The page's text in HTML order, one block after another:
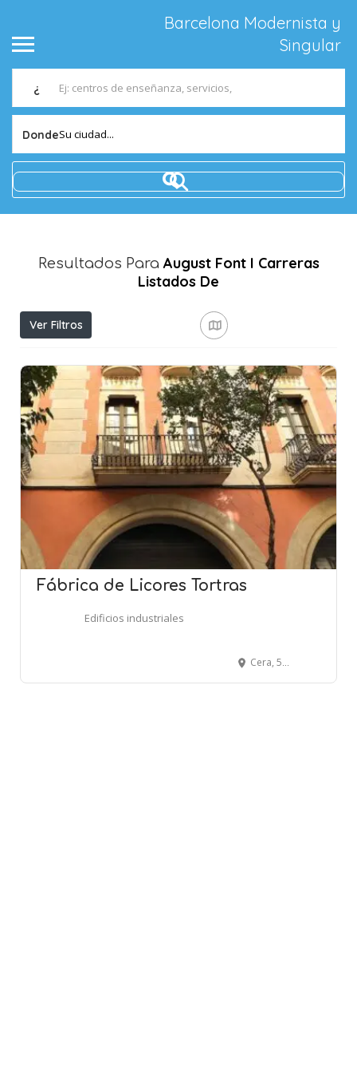
Barcelona Modernista y
Singular
¿
DondeSu ciudad...
Resultados Para August Font I Carreras
Listados De
Ver Filtros
Fábrica de Licores Tortras
Edificios industriales
Cera, 55 - BARCELONA